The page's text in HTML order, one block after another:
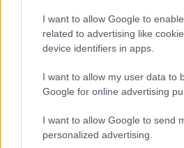
I want to allow Google to
related to advertising like
device identifiers in apps.
I want to allow my user data to
Google for online advertising
I want to allow Google to send
personalized advertising.
Ακολουθήστε το Νewsit.gr στο
ενημερωθείτε πρώτοι για όλη την
τελευταία νέατης ημέρας
Πιο δημοφιλή